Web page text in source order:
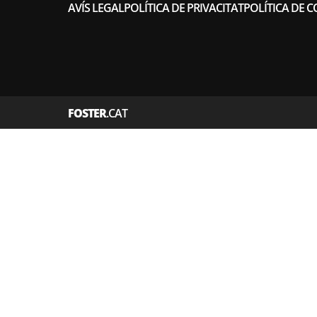
AVÍS LEGALPOLÍTICA DE PRIVACITATPOLÍTICA DE
FOSTER.CAT